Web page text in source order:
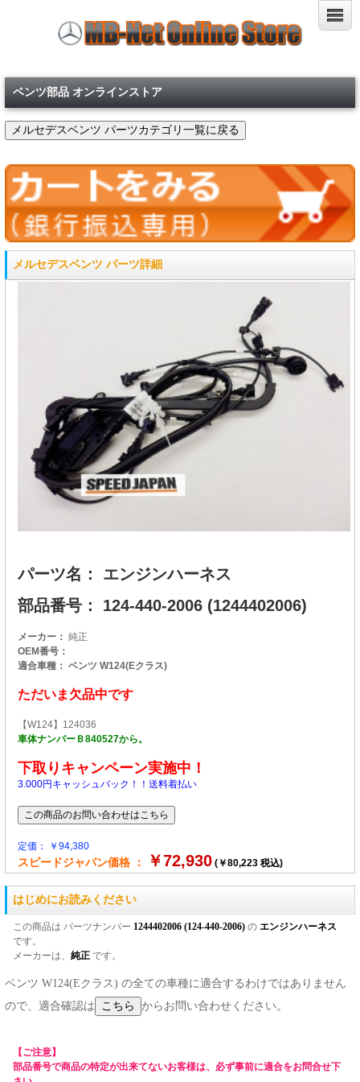
ベンツ部品 オンラインストア
メルセデスベンツ パーツ詳細
パーツ名： エンジンハーネス
部品番号： 124-440-2006 (1244402006)
メーカー： 純正
OEM番号：
適合車種： ベンツ W124(Eクラス)
ただいま欠品中です
【W124】124036
車体ナンバーＢ840527から。
下取りキャンペーン実施中！
3.000円キャッシュバック！！送料着払い
定価： ￥94,380
スピードジャパン価格 ： ￥72,930 (￥80,223 税込)
はじめにお読みください
この商品は パーツナンバー 1244402006 (124-440-2006) の エンジンハーネス
です。
メーカーは、 純正 です。
ベンツ W124(Eクラス) の全ての車種に適合するわけではありません
ので、適合確認は
からお問い合わせください。
【ご注意】
部品番号で商品の特定が出来てないお客様は、必ず事前に適合をお問合せ下